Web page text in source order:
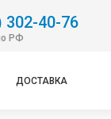
302-40-76
РФ
ДОСТАВКА